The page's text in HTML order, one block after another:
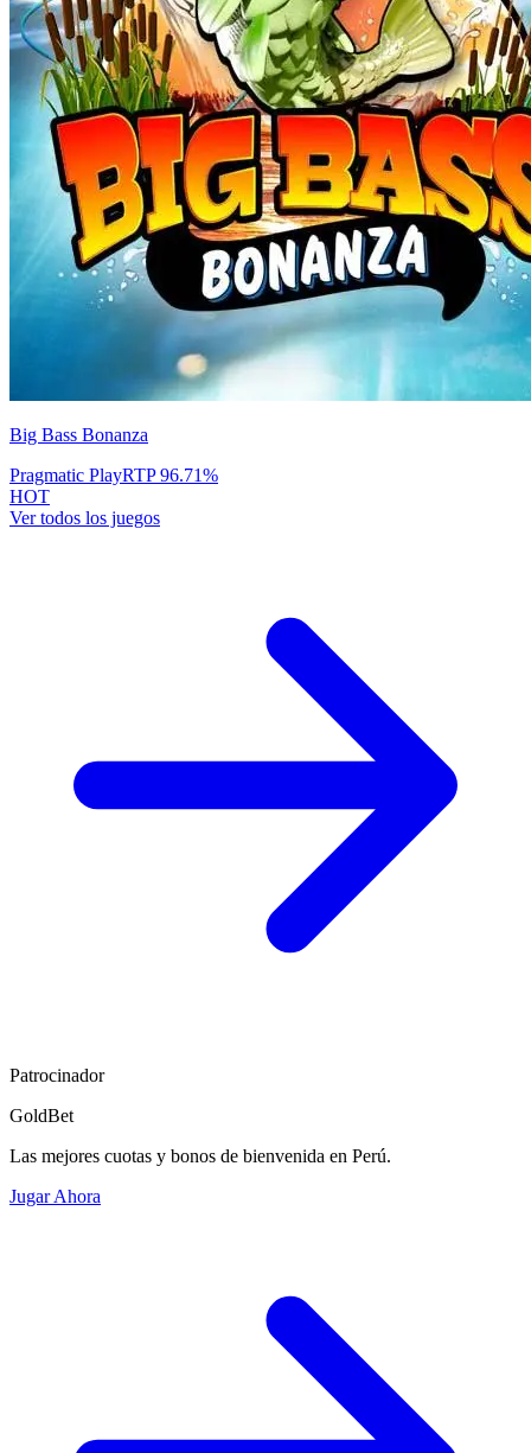
Big Bass Bonanza
Pragmatic PlayRTP96.71%
HOT
Ver todos los juegos
Patrocinador
GoldBet
Las mejores cuotas y bonos de bienvenida en Perú.
Jugar Ahora